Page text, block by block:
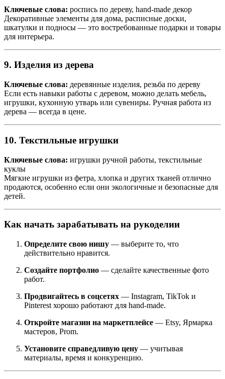
Ключевые слова: роспись по дереву, hand-made декор
Декоративные элементы для дома, расписные доски,
шкатулки и подносы — это востребованные подарки и товары
для интерьера.
9. Изделия из дерева
Ключевые слова: деревянные изделия, резьба по дереву
Если есть навыки работы с деревом, можно делать мебель,
игрушки, кухонную утварь или сувениры. Ручная работа из
дерева — всегда в цене.
10. Текстильные игрушки
Ключевые слова: игрушки ручной работы, текстильные
куклы
Мягкие игрушки из фетра, хлопка и других тканей отлично
продаются, особенно если они экологичные и безопасные для
детей.
Как начать зарабатывать на рукоделии
Определите свою нишу — выберите то, что
действительно нравится.
Создайте портфолио — сделайте качественные фото
работ.
Продвигайтесь в соцсетях — Instagram, TikTok и
Pinterest хорошо работают для hand-made.
Откройте магазин на маркетплейсе — Etsy, Ярмарка
мастеров, Prom.
Установите справедливую цену — учитывая
материалы, время и конкуренцию.